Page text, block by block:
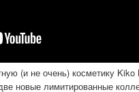
(и не очень) косметику
новые лимитированные